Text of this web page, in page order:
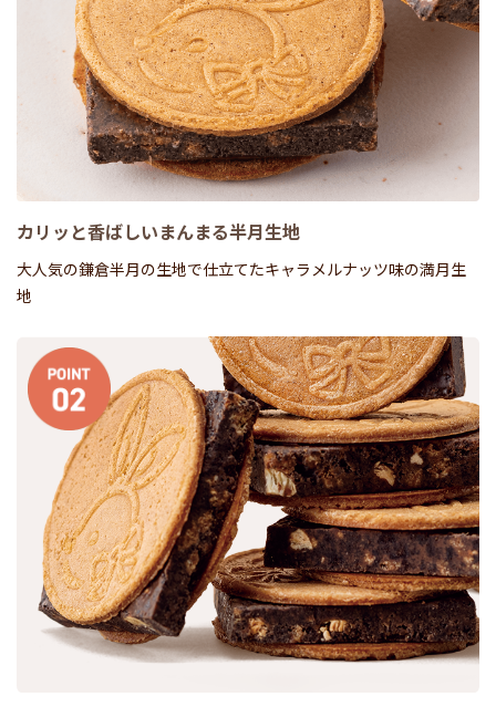
カリッと香ばしいまんまる半月生地
大人気の鎌倉半月の生地で仕立てたキャラメルナッツ味の満月生
地